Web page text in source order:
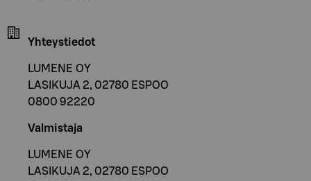
Yhteystiedot
LUMENE OY
LASIKUJA 2, 02780 ESPOO
0800 92220
Valmistaja
LUMENE OY
LASIKUJA 2, 02780 ESPOO